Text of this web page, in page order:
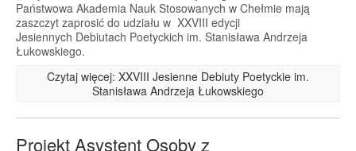
Państwowa Akademia Nauk Stosowanych w Chełmie mają
zaszczyt zaprosić do udziału w XXVIII edycji
Jesiennych Debiutach Poetyckich im. Stanisława Andrzeja
Łukowskiego.
Czytaj więcej: XXVIII Jesienne Debiuty Poetyckie im.
Stanisława Andrzeja Łukowskiego
Projekt Asystent Osoby z